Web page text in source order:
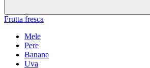
Frutta fresca
Mele
Pere
Banane
Uva